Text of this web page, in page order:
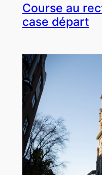
Course au
case départ